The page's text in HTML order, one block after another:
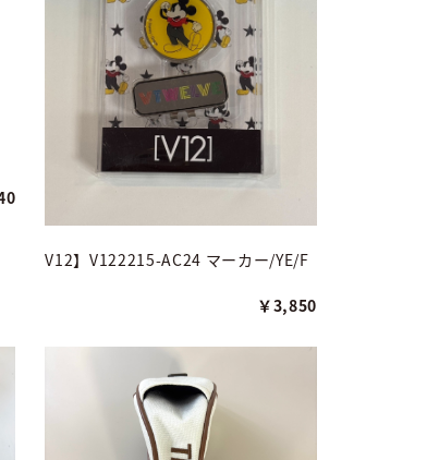
V12】V122215-AC24 マーカー/YE/F
￥3,850